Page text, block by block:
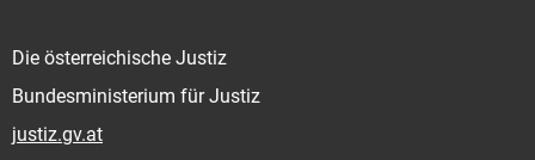
Die österreichische Justiz
Bundesministerium für Justiz
justiz.gv.at